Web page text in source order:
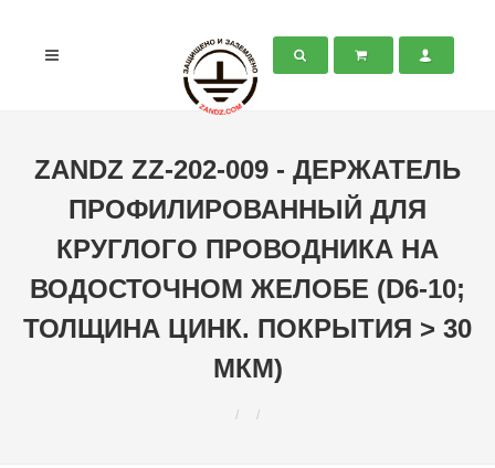
ZANDZ ZZ-202-009 - ДЕРЖАТЕЛЬ
ПРОФИЛИРОВАННЫЙ ДЛЯ
КРУГЛОГО ПРОВОДНИКА НА
ВОДОСТОЧНОМ ЖЕЛОБЕ (D6-10;
ТОЛЩИНА ЦИНК. ПОКРЫТИЯ > 30
МКМ)